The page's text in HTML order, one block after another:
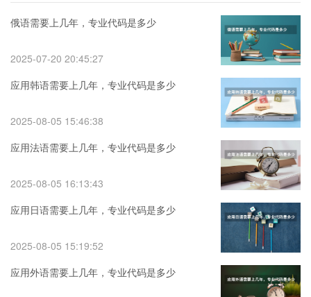
俄语需要上几年，专业代码是多少
2025-07-20 20:45:27
应用韩语需要上几年，专业代码是多少
2025-08-05 15:46:38
应用法语需要上几年，专业代码是多少
2025-08-05 16:13:43
应用日语需要上几年，专业代码是多少
2025-08-05 15:19:52
应用外语需要上几年，专业代码是多少